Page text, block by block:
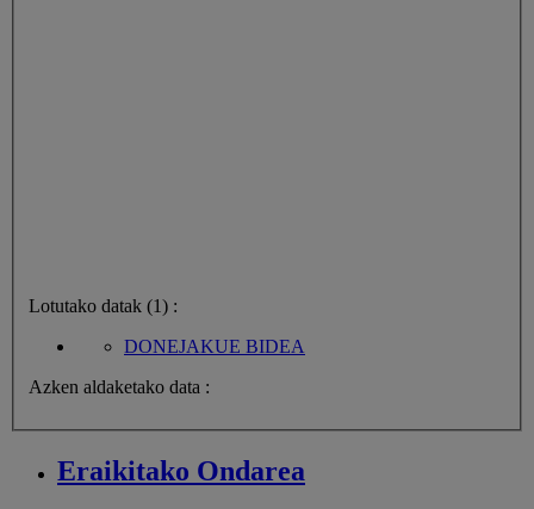
Lotutako datak (1) :
DONEJAKUE BIDEA
Azken aldaketako data :
Eraikitako Ondarea